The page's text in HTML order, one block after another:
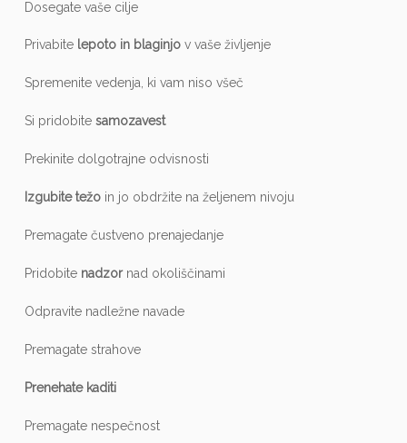
Dosegate vaše cilje
Privabitelepoto in blaginjo v vaše življenje
Spremenite vedenja, ki vam niso všeč
Si pridobite samozavest
Prekinite dolgotrajne odvisnosti
Izgubite težoin jo obdržite na željenem nivoju
Premagate čustveno prenajedanje
Pridobite nadzor nad okoliščinami
Odpravite nadležne navade
Premagate strahove
Prenehate kaditi
Premagate nespečnost